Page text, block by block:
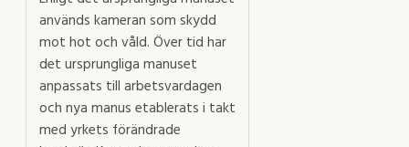
används kameran som skydd
mot hot och våld. Över tid har
det ursprungliga manuset
anpassats till arbetsvardagen
och nya manus etablerats i takt
med yrkets förändrade